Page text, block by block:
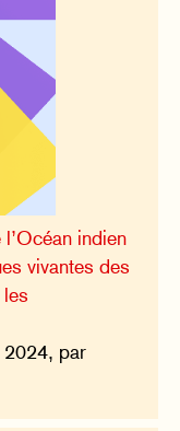
indien
vivantes des
2024, par